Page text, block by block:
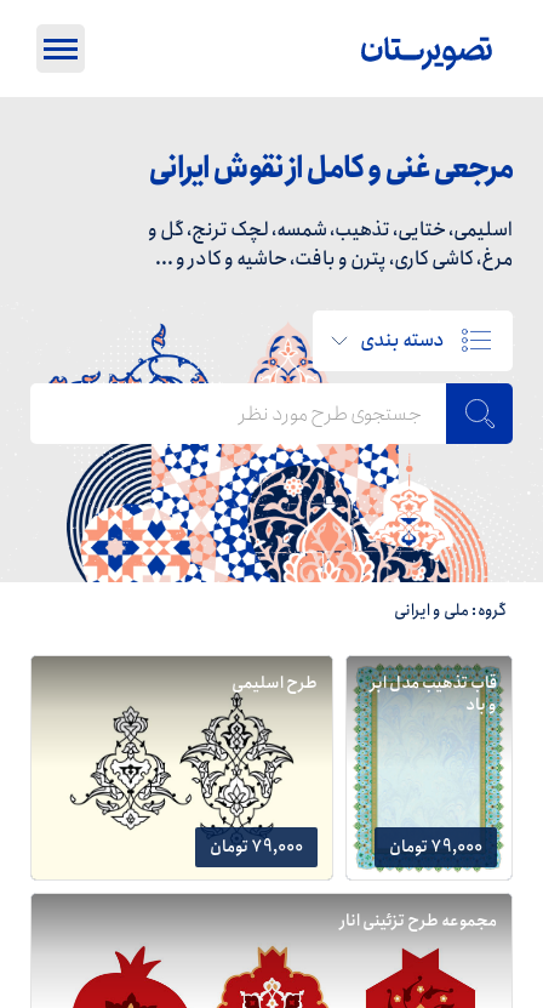
مرجعی غنی و کامل از نقوش ایرانی
اسلیمی، ختایی، تذهیب، شمسه، لچک ترنج، گل و
مرغ، کاشی کاری، پترن و بافت، حاشیه و کادر و ...
دسته بندی
گروه: ملی و ایرانی
قاب تذهیب مدل ابر
و باد
79,000 تومان
طرح اسلیمی
79,000 تومان
مجموعه طرح تزئینی انار